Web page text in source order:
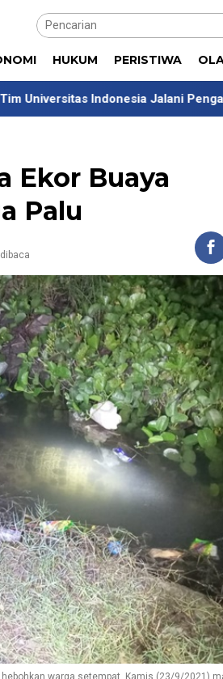
HUKUM PERISTIWA
Jalani Pengabdian di
Ekor Buaya
Palu